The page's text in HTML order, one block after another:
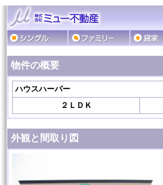
物件の概要
ハウスハーバー
２ＬＤＫ
外観と間取り図